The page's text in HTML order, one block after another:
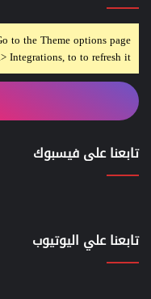
to the Theme options page
> Integrations, to to refresh it.
تابعنا على فيسبوك
تابعنا علي اليوتيوب